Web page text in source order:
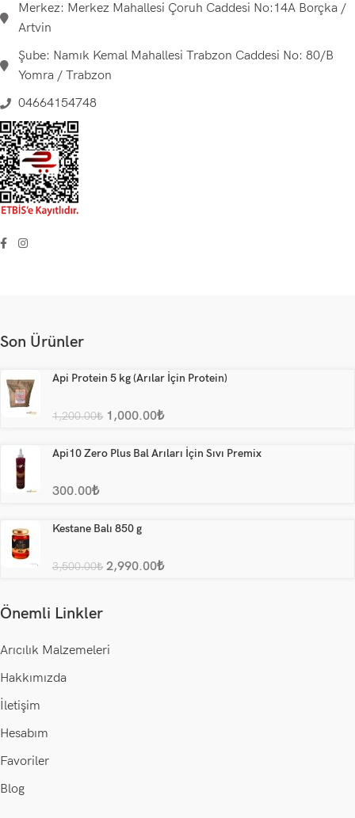
Merkez: Merkez Mahallesi Çoruh Caddesi No:14A Borçka /
Artvin
Şube: Namık Kemal Mahallesi Trabzon Caddesi No: 80/B
Yomra / Trabzon
04664154748
Son Ürünler
Api Protein 5 kg (Arılar İçin Protein)
1,200.00₺ 1,000.00₺
Api10 Zero Plus Bal Arıları İçin Sıvı Premix
300.00₺
Kestane Balı 850 g
3,500.00₺ 2,990.00₺
Önemli Linkler
Arıcılık Malzemeleri
Hakkımızda
İletişim
Hesabım
Favoriler
Blog